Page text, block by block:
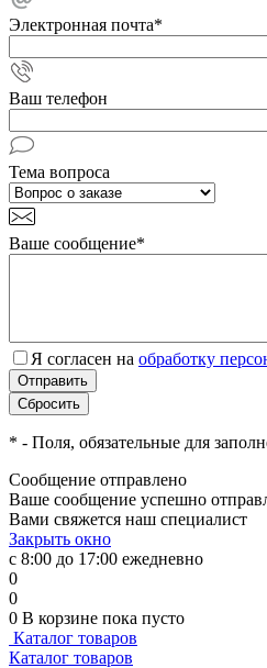
Электронная почта*
Ваш телефон
Тема вопроса
Ваше сообщение*
Я согласен на обработку
* - Поля, обязательные для
Сообщение отправлено
Ваше сообщение успешно
Вами свяжется наш специалист
Закрыть окно
с 8:00 до 17:00 ежедневно
0
0
0 В корзине пока пусто
Каталог товаров
Каталог товаров